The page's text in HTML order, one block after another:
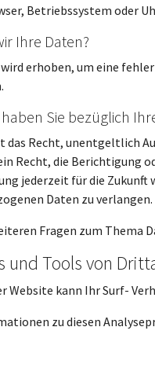
Betriebssystem oder
Ihre Daten?
erhoben, um eine
Sie bezüglich
das Recht, unentgeltlich
Recht, die Berichtigung
jederzeit für die
Daten zu
Fragen zum Thema
und Tools von
Website kann Ihr Surf-
zu diesen